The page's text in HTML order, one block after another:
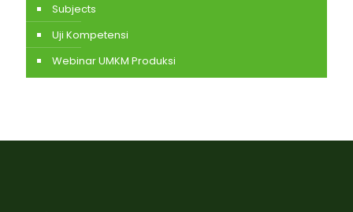
Subjects
Uji Kompetensi
Webinar UMKM Produksi